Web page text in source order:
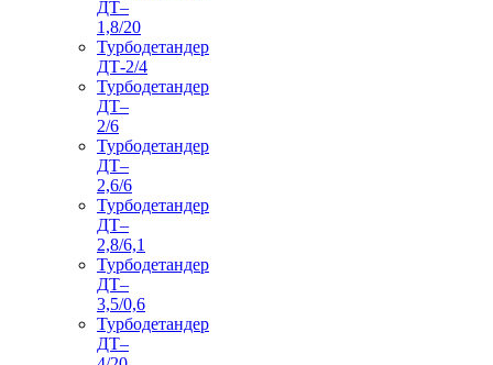
ДТ–
1,8/20
Турбодетандер
ДТ-2/4
Турбодетандер
ДТ–
2/6
Турбодетандер
ДТ–
2,6/6
Турбодетандер
ДТ–
2,8/6,1
Турбодетандер
ДТ–
3,5/0,6
Турбодетандер
ДТ–